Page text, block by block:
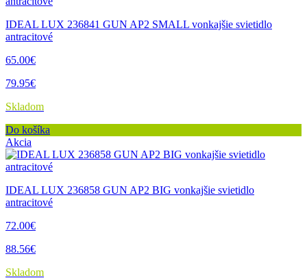
IDEAL LUX 236841 GUN AP2 SMALL vonkajšie svietidlo
antracitové
65.00€
79.95€
Skladom
Do košíka
Akcia
IDEAL LUX 236858 GUN AP2 BIG vonkajšie svietidlo
antracitové
72.00€
88.56€
Skladom